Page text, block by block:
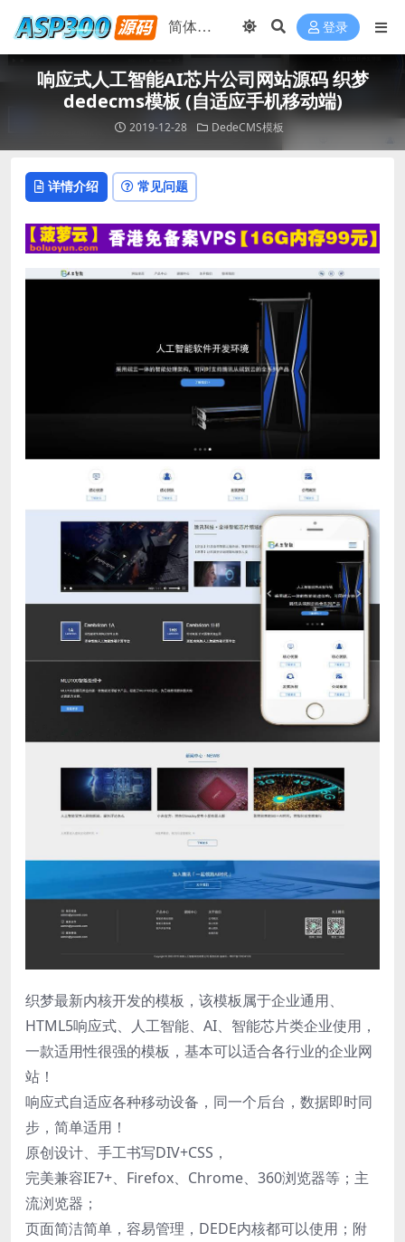
登录
响应式人工智能AI芯片公司网站源码 织梦
dedecms模板 (自适应手机移动端)
2019-12-28 DedeCMS模板
详情介绍 常见问题
织梦最新内核开发的模板，该模板属于企业通用、
HTML5响应式、人工智能、AI、智能芯片类企业使用，
一款适用性很强的模板，基本可以适合各行业的企业网
站！
响应式自适应各种移动设备，同一个后台，数据即时同
步，简单适用！
原创设计、手工书写DIV+CSS，
完美兼容IE7+、Firefox、Chrome、360浏览器等；主
流浏览器；
页面简洁简单，容易管理，DEDE内核都可以使用；附